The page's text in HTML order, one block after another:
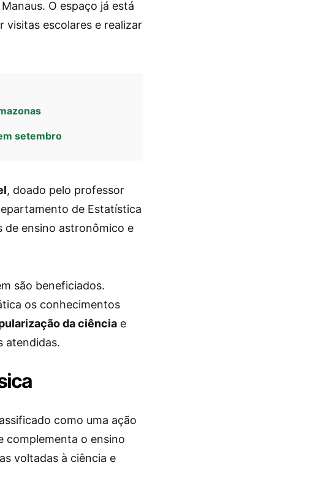
O espaço já está
visitas escolares e realizar
setembro
, doado pelo professor
de Estatística
de ensino astronômico e
são beneficiados.
os conhecimentos
da ciência e
atendidas.
como uma ação
complementa o ensino
voltadas à ciência e